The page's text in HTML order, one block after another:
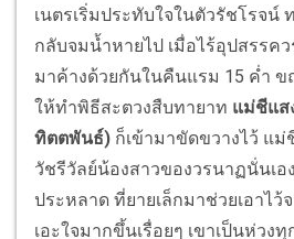
เนตรเริ่มประทับใจในตัวรัชโรจน์
กลับจมน้ำหายไป เมื่อไร้อุปสรรค
มาค้างด้วยกันในคืนแรม 15 ค่ำ
ให้ทำพิธีสะตวงสืบทายาท แม่ชีแส
ทิตตพันธ์) ก็เข้ามาขัดขวางไว้ แ
วัชรีวัลย์น้องสาวของวรนาฏนั่นเอ
ประหลาด ที่ยายเล็กมาช่วยเอาไว้
เอะใจมากขึ้นเรื่อยๆ เขาเป็นห่วง